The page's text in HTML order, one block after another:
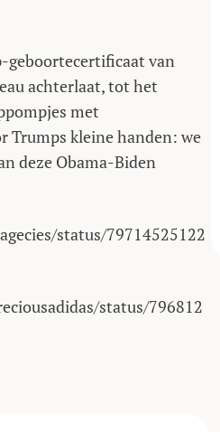
geboortecertificaat van
achterlaat, tot het
met
Trumps kleine handen: we
deze Obama-Biden
status/79714525122
status/796812